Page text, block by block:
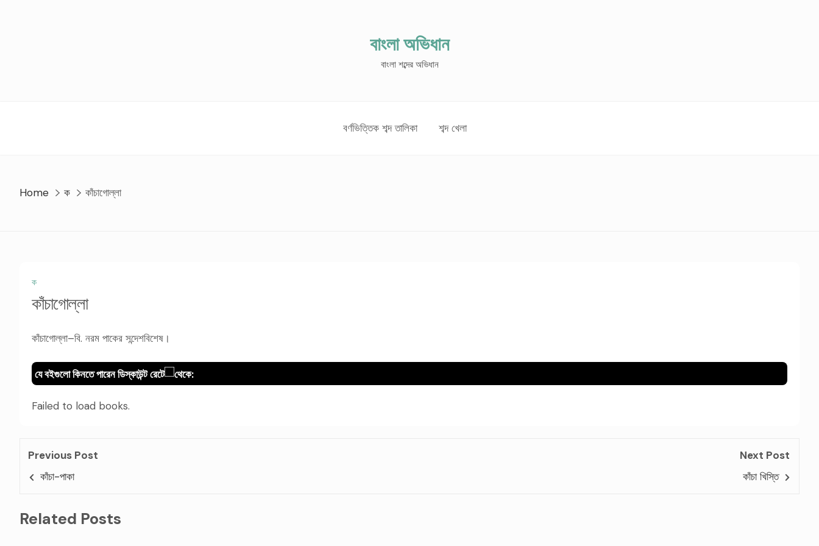
বাংলা অভিধান
বাংলা শব্দের অভিধান
বর্ণভিত্তিক শব্দ তালিকা শব্দ খেলা
Home ক কাঁচাগোল্লা
ক
কাঁচাগোল্লা
কাঁচাগোল্লা–বি. নরম পাকের সন্দেশবিশেষ।
যে বইগুলো কিনতে পারেন ডিস্কাউন্ট রেটে থেকে:
Failed to load books.
Previous Post
কাঁচা-পাকা
Next Post
কাঁচা খিস্তি
Related Posts